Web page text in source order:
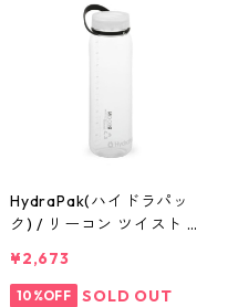
HydraPak(ハイドラパッ
ク) / リーコン ツイスト &
¥2,673
10%OFF SOLD OUT